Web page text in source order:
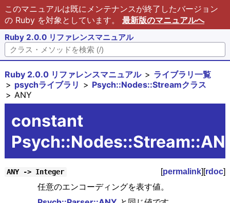
このマニュアルは既にメンテナンスが終了したバージョン
の Ruby を対象としています。 最新版のマニュアルへ
Ruby 2.0.0 リファレンスマニュアル
Ruby 2.0.0 リファレンスマニュアル
ライブラリ一覧
psychライブラリ
Psych::Nodes::Streamクラス
ANY
constant
ANY -> Integer [permalink][rdoc]
任意のエンコーディングを表す値。